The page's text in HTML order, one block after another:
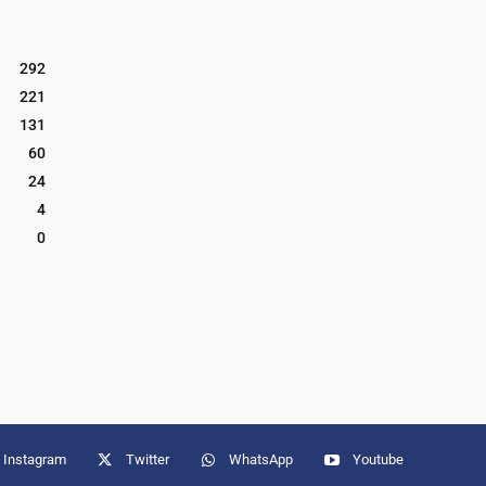
292
221
131
60
24
4
0
Instagram Twitter WhatsApp Youtube